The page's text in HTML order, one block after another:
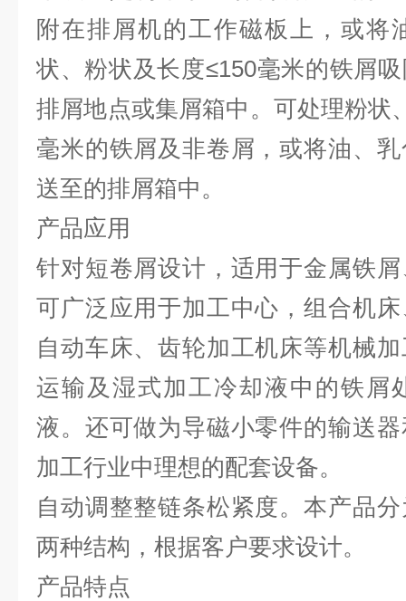
附在排屑机的工作磁板上，或将
状、粉状及长度≤150毫米的铁屑
排屑地点或集屑箱中。可处理粉状
毫米的铁屑及非卷屑，或将油、
送至的排屑箱中。
产品应用
针对短卷屑设计，适用于金属铁
可广泛应用于加工中心，组合机
自动车床、齿轮加工机床等机械
运输及湿式加工冷却液中的铁屑
液。还可做为导磁小零件的输送
加工行业中理想的配套设备。
自动调整整链条松紧度。本产品
两种结构，根据客户要求设计。
产品特点